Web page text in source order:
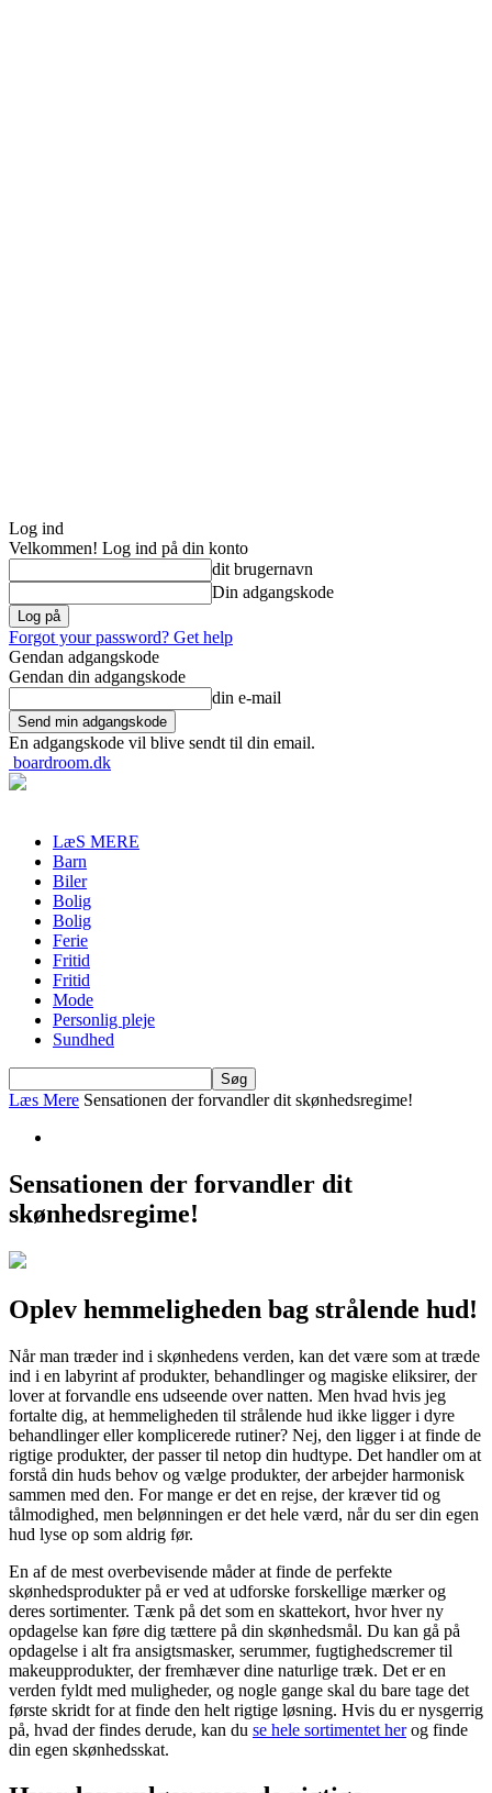
Log ind
Velkommen! Log ind på din konto
dit brugernavn
Din adgangskode
Forgot your password? Get help
Gendan adgangskode
Gendan din adgangskode
din e-mail
En adgangskode vil blive sendt til din email.
boardroom.dk
LæS MERE
Barn
Biler
Bolig
Bolig
Ferie
Fritid
Fritid
Mode
Personlig pleje
Sundhed
Læs Mere Sensationen der forvandler dit skønhedsregime!
Sensationen der forvandler dit
skønhedsregime!
Oplev hemmeligheden bag strålende hud!
Når man træder ind i skønhedens verden, kan det være som at træde
ind i en labyrint af produkter, behandlinger og magiske eliksirer, der
lover at forvandle ens udseende over natten. Men hvad hvis jeg
fortalte dig, at hemmeligheden til strålende hud ikke ligger i dyre
behandlinger eller komplicerede rutiner? Nej, den ligger i at finde de
rigtige produkter, der passer til netop din hudtype. Det handler om at
forstå din huds behov og vælge produkter, der arbejder harmonisk
sammen med den. For mange er det en rejse, der kræver tid og
tålmodighed, men belønningen er det hele værd, når du ser din egen
hud lyse op som aldrig før.
En af de mest overbevisende måder at finde de perfekte
skønhedsprodukter på er ved at udforske forskellige mærker og
deres sortimenter. Tænk på det som en skattekort, hvor hver ny
opdagelse kan føre dig tættere på din skønhedsmål. Du kan gå på
opdagelse i alt fra ansigtsmasker, serummer, fugtighedscremer til
makeupprodukter, der fremhæver dine naturlige træk. Det er en
verden fyldt med muligheder, og nogle gange skal du bare tage det
første skridt for at finde den helt rigtige løsning. Hvis du er nysgerrig
på, hvad der findes derude, kan du se hele sortimentet herog finde
din egen skønhedsskat.